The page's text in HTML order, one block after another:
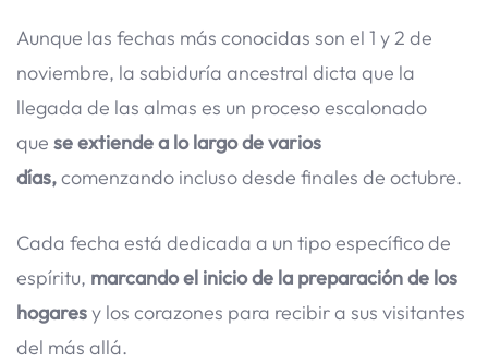
Aunque las fechas más conocidas son el 1 y 2 de
noviembre, la sabiduría ancestral dicta que la
llegada de las almas es un proceso escalonado
que se extiende a lo largo de varios
días,comenzando incluso desde finales de octubre.
Cada fecha está dedicada a un tipo específico de
espíritu, marcando el inicio de la preparación de los
hogaresy los corazones para recibir a sus visitantes
del más allá.